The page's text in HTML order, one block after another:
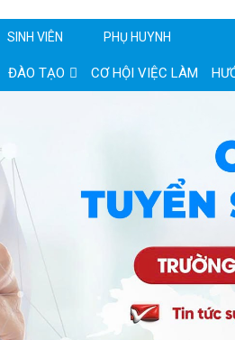
SINH VIÊN PHỤ HUYNH
ĐÀO TẠO CƠ HỘI VIỆC LÀM